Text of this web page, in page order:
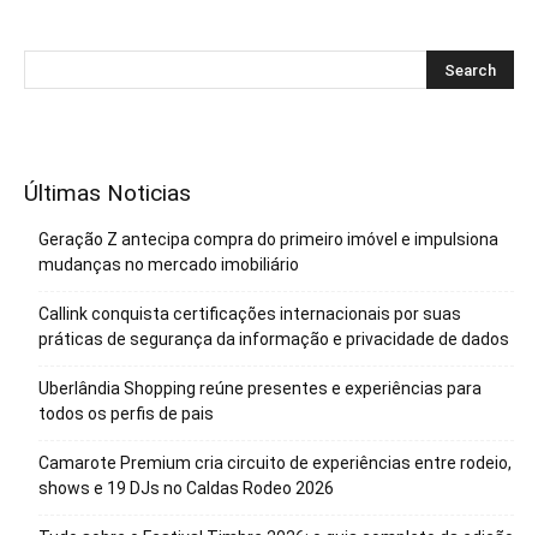
Últimas Noticias
Geração Z antecipa compra do primeiro imóvel e impulsiona
mudanças no mercado imobiliário
Callink conquista certificações internacionais por suas
práticas de segurança da informação e privacidade de dados
Uberlândia Shopping reúne presentes e experiências para
todos os perfis de pais
Camarote Premium cria circuito de experiências entre rodeio,
shows e 19 DJs no Caldas Rodeo 2026